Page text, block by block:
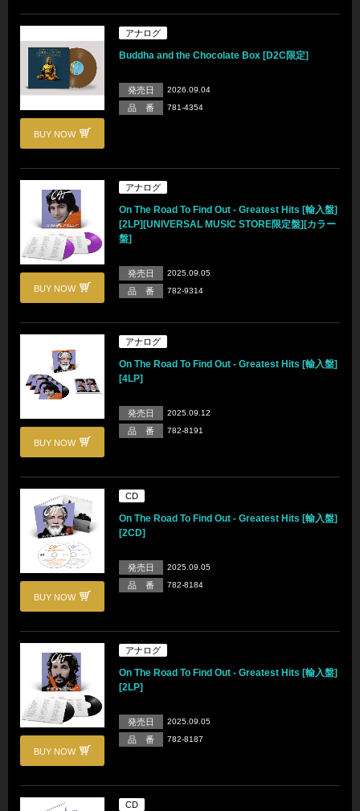
BUY NOW
アナログ
Buddha and the Chocolate Box [D2C限定]
発売日 2026.09.04
品 番 781-4354
BUY NOW
アナログ
On The Road To Find Out - Greatest Hits [輸入盤]
[2LP][UNIVERSAL MUSIC STORE限定盤][カラー
盤]
発売日 2025.09.05
品 番 782-9314
BUY NOW
アナログ
On The Road To Find Out - Greatest Hits [輸入盤]
[4LP]
発売日 2025.09.12
品 番 782-8191
BUY NOW
CD
On The Road To Find Out - Greatest Hits [輸入盤]
[2CD]
発売日 2025.09.05
品 番 782-8184
BUY NOW
アナログ
On The Road To Find Out - Greatest Hits [輸入盤]
[2LP]
発売日 2025.09.05
品 番 782-8187
CD